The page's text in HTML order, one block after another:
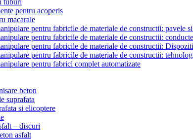
tuburi
pentru acoperis
macarale
pentru fabricile de materiale de constructii: pavele
pentru fabricile de materiale de constructii:
pentru fabricile de materiale de constructii:
pentru fabricile de materiale de constructii:
pentru fabrici complet automatizate
beton
suprafata
si elicoptere
– discuri
asfalt